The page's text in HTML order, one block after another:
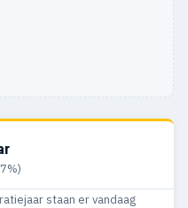
staan er vandaag